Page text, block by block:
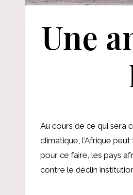
Une
Au cours de ce qui sera
climatique, l’Afrique
pour ce faire, les pays
contre le déclin